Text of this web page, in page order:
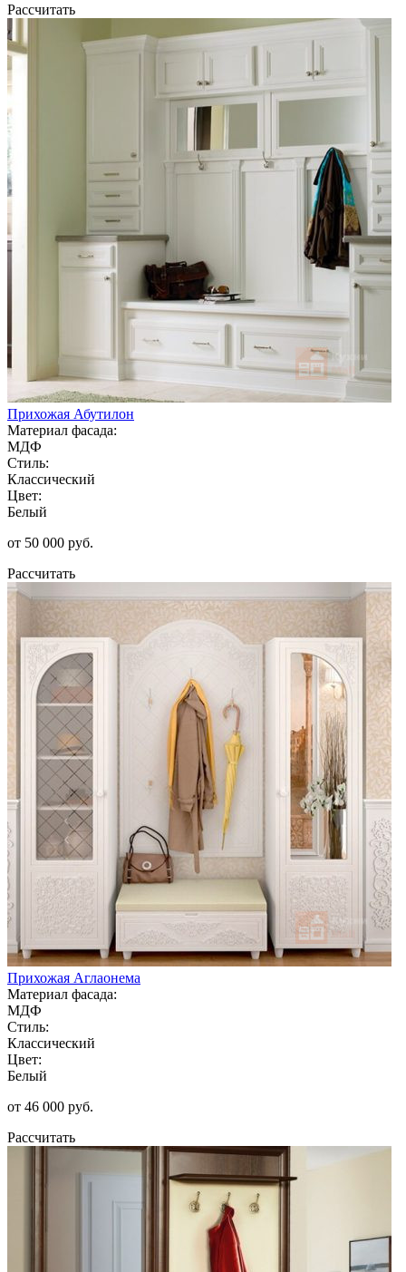
Рассчитать
Прихожая Абутилон
Материал фасада:
МДФ
Стиль:
Классический
Цвет:
Белый
от 50 000 руб.
Рассчитать
Прихожая Аглаонема
Материал фасада:
МДФ
Стиль:
Классический
Цвет:
Белый
от 46 000 руб.
Рассчитать